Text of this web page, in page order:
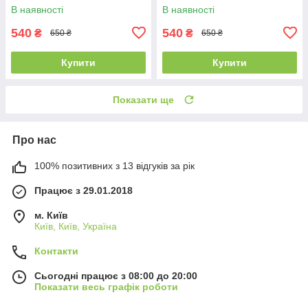
В наявності
540 ₴ 650 ₴
Купити
В наявності
540 ₴ 650 ₴
Купити
Показати ще
Про нас
100% позитивних з 13 відгуків за рік
Працює з 29.01.2018
м. Київ
Київ, Київ, Україна
Контакти
Сьогодні працює з 08:00 до 20:00
Показати весь графік роботи